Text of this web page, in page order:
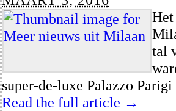
tal
super-de-luxe Palazzo
Read the full article →